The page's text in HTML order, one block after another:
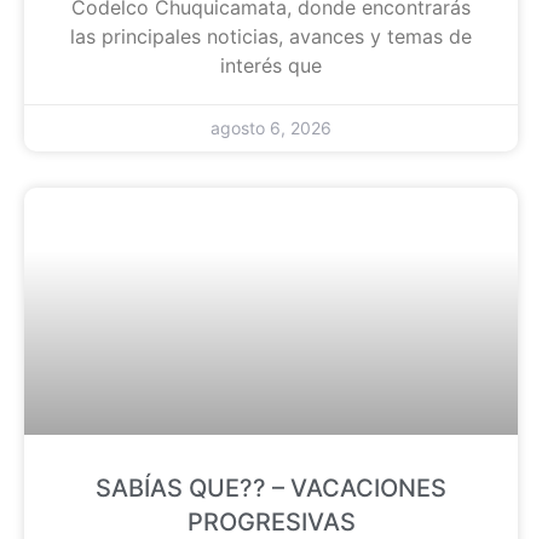
Codelco Chuquicamata, donde encontrarás
las principales noticias, avances y temas de
interés que
agosto 6, 2026
SABÍAS QUE?? – VACACIONES
PROGRESIVAS